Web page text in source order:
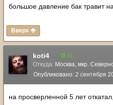
большое давление бак травит
Вверх
koti4 31
Откуда: Москва, мкр.
Опубликовано: 2 сентября
на просверленной 5 лет